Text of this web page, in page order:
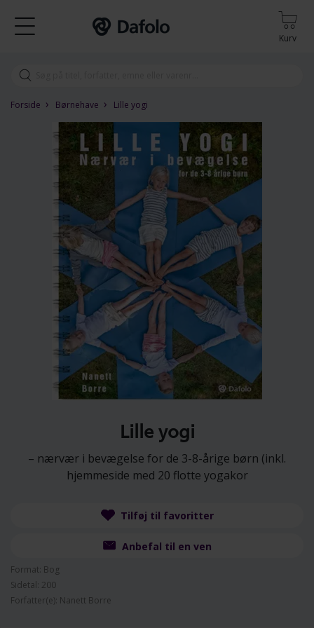
Kurv
Forside › Børnehave › Lille yogi
Lille yogi
– nærvær i bevægelse for de 3-8-årige børn (inkl.
hjemmeside med 20 flotte yogakor
Tilføj til favoritter
Anbefal til en ven
Format: Bog
Sidetal: 200
Forfatter(e): Nanett Borre